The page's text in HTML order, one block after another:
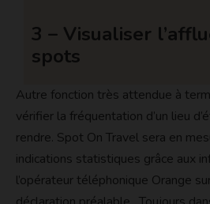
3 – Visualiser
spots
Autre fonction très attendue à
vérifier la fréquentation d’un lieu
rendre. Spot On Travel sera en
indications statistiques grâce aux
l’opérateur téléphonique Orange